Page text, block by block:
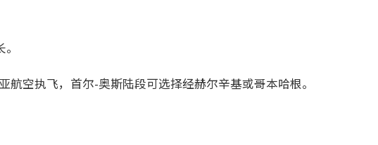
空执飞，首尔-奥斯陆段可选择经赫尔辛基或哥本哈根。